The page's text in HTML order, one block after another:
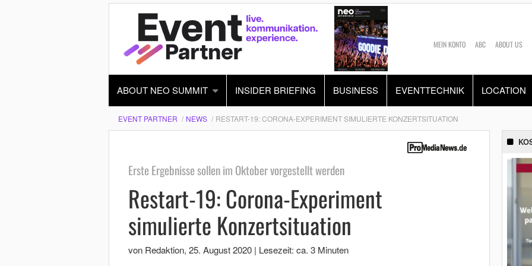
MEIN KONTO ABC ABOUT US
ABOUT NEO SUMMIT INSIDER BRIEFING BUSINESS EVENTTECHNIK LOCATION
EVENT PARTNER NEWS RESTART-19: CORONA-EXPERIMENT SIMULIERTE KONZERTSITUATION
Erste Ergebnisse sollen im Oktober vorgestellt werden
Restart-19: Corona-Experiment
simulierte Konzertsituation
von Redaktion, 25. August 2020 | Lesezeit: ca. 3 Minuten